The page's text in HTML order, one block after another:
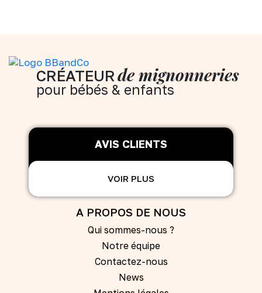
CRÉATEURde mignonneries
pour bébés & enfants
AVIS CLIENTS
VOIR PLUS
A PROPOS DE NOUS
Qui sommes-nous ?
Notre équipe
Contactez-nous
News